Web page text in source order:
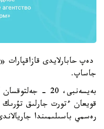
دەپ حابارلايدى قازاقپارات
جاساپ.
بەيسەنبى، 20 -
رەسمي باسىلىمىندا